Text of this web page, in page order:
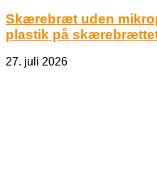
Skærebræt uden
plastik på
27. juli 2026